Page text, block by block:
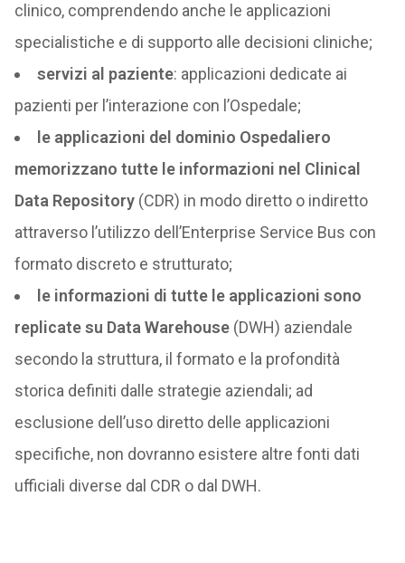
clinico, comprendendo anche le applicazioni
specialistiche e di supporto alle decisioni cliniche;
servizi al paziente: applicazioni dedicate ai
pazienti per l’interazione con l’Ospedale;
le applicazioni del dominio Ospedaliero
memorizzano tutte le informazioni nel Clinical
Data Repository(CDR) in modo diretto o indiretto
attraverso l’utilizzo dell’Enterprise Service Bus con
formato discreto e strutturato;
le informazioni di tutte le applicazioni sono
replicate su Data Warehouse(DWH) aziendale
secondo la struttura, il formato e la profondità
storica definiti dalle strategie aziendali; ad
esclusione dell’uso diretto delle applicazioni
specifiche, non dovranno esistere altre fonti dati
ufficiali diverse dal CDR o dal DWH.